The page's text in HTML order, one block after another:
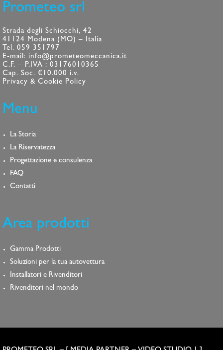
Prometeo srl
Strada degli Schiocchi, 42
41124 Modena (MO) – Italia
Tel. 059 351797
E-mail: info@prometeomeccanica.it
C.F. – P.IVA : 03176010365
Cap. Soc. €10.000 i.v.
Privacy & Cookie Policy
Menu
La Storia
La Riservatezza
Progettazione e consulenza
FAQ
Contatti
Area prodotti
Gamma Prodotti
Soluzioni per la tua autovettura
Installatori e Rivenditori
Rivenditori nel mondo